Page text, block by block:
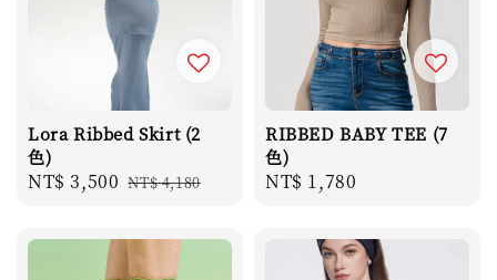
Lora Ribbed Skirt (2
色)
Sale
NT$ 3,500 Regular
NT$ 4,180
RIBBED BABY TEE (7
色)
Regular
NT$ 1,780